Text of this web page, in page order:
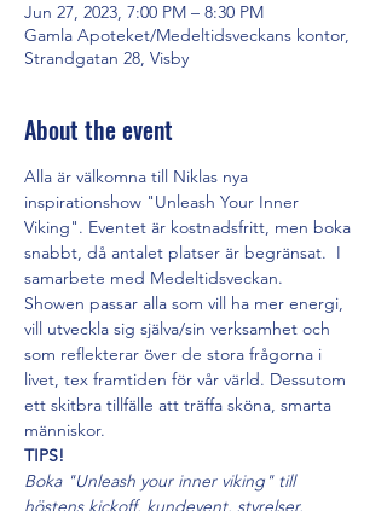
Jun 27, 2023, 7:00 PM – 8:30 PM
Gamla Apoteket/Medeltidsveckans kontor,
Strandgatan 28, Visby
About the event
Alla är välkomna till Niklas nya
inspirationshow "Unleash Your Inner
Viking". Eventet är kostnadsfritt, men boka
snabbt, då antalet platser är begränsat.  I
samarbete med Medeltidsveckan.
Showen passar alla som vill ha mer energi,
vill utveckla sig själva/sin verksamhet och
som reflekterar över de stora frågorna i
livet, tex framtiden för vår värld. Dessutom
ett skitbra tillfälle att träffa sköna, smarta
människor.
TIPS!
Boka "Unleash your inner viking" till
höstens kickoff, kundevent, styrelser,